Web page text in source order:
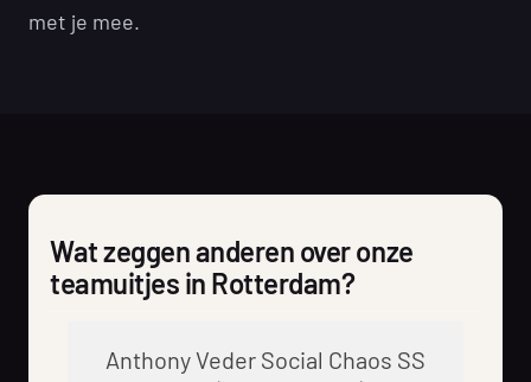
met je mee.
Wat zeggen anderen over onze
teamuitjes in Rotterdam?
Anthony Veder Social Chaos SS